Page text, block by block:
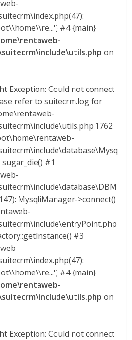
#4 {main}
on
Exception: Could not connect
refer to suitecrm.log for
#1
MysqliManager->connect()
#3
#4 {main}
on
Exception: Could not connect